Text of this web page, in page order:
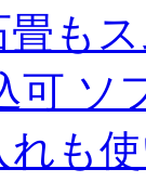
も
可 ソ
も